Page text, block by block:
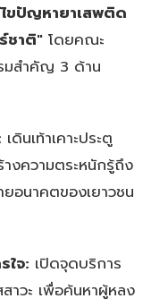
ขปัญหายาเสพติด
ชาติ" โดยคณะ
มสำคัญ 3 ด้าน
เดินเท้าเคาะประตู
งความตระหนักรู้ถึง
อนาคตของเยาวชน
ใจ: เปิดจุดบริการ
าวะ เพื่อค้นหาผู้หลง